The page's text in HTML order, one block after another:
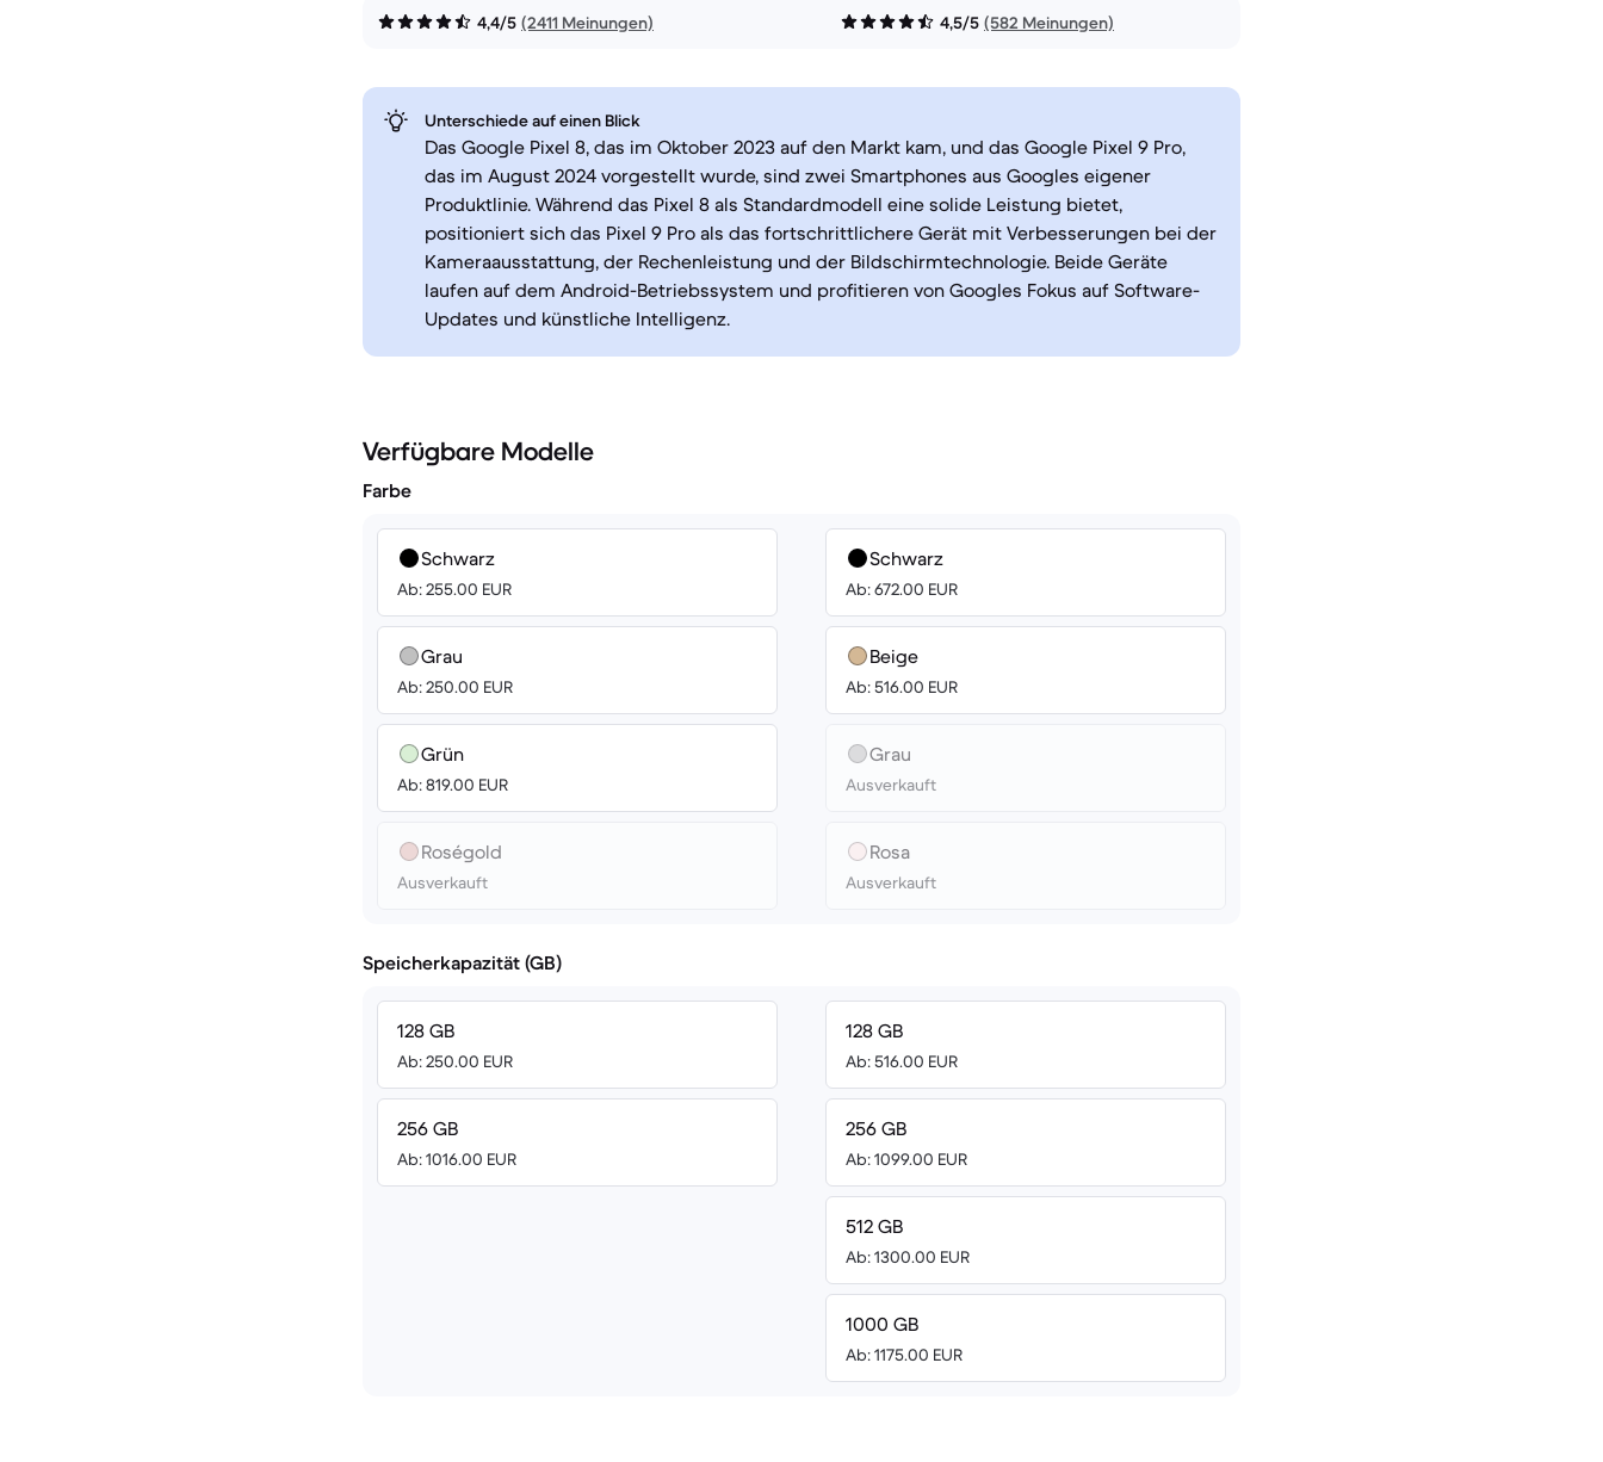
4,4/5 (2411 Meinungen) 4,5/5 (582 Meinungen)
Unterschiede auf einen Blick
Das Google Pixel 8, das im Oktober 2023 auf den Markt kam, und das Google Pixel 9 Pro,
das im August 2024 vorgestellt wurde, sind zwei Smartphones aus Googles eigener
Produktlinie. Während das Pixel 8 als Standardmodell eine solide Leistung bietet,
positioniert sich das Pixel 9 Pro als das fortschrittlichere Gerät mit Verbesserungen bei der
Kameraausstattung, der Rechenleistung und der Bildschirmtechnologie. Beide Geräte
laufen auf dem Android-Betriebssystem und profitieren von Googles Fokus auf Software-
Updates und künstliche Intelligenz.
Verfügbare Modelle
Farbe
Schwarz
Ab: 255.00 EUR
Grau
Ab: 250.00 EUR
Grün
Ab: 819.00 EUR
Roségold
Ausverkauft
Schwarz
Ab: 672.00 EUR
Beige
Ab: 516.00 EUR
Grau
Ausverkauft
Rosa
Ausverkauft
Speicherkapazität (GB)
128 GB
Ab: 250.00 EUR
256 GB
Ab: 1016.00 EUR
128 GB
Ab: 516.00 EUR
256 GB
Ab: 1099.00 EUR
512 GB
Ab: 1300.00 EUR
1000 GB
Ab: 1175.00 EUR